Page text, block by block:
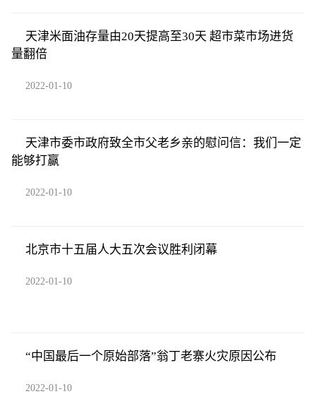
天津米面油存量由20天提高至30天 超市菜市场进货
量翻倍
2022-01-10
天津市委市政府致全市父老乡亲的慰问信：我们一定
能够打赢
2022-01-10
北京市十五届人大五次会议胜利闭幕
2022-01-10
“中国最后一个原始部落”翁丁老寨火灾原因公布
2022-01-10